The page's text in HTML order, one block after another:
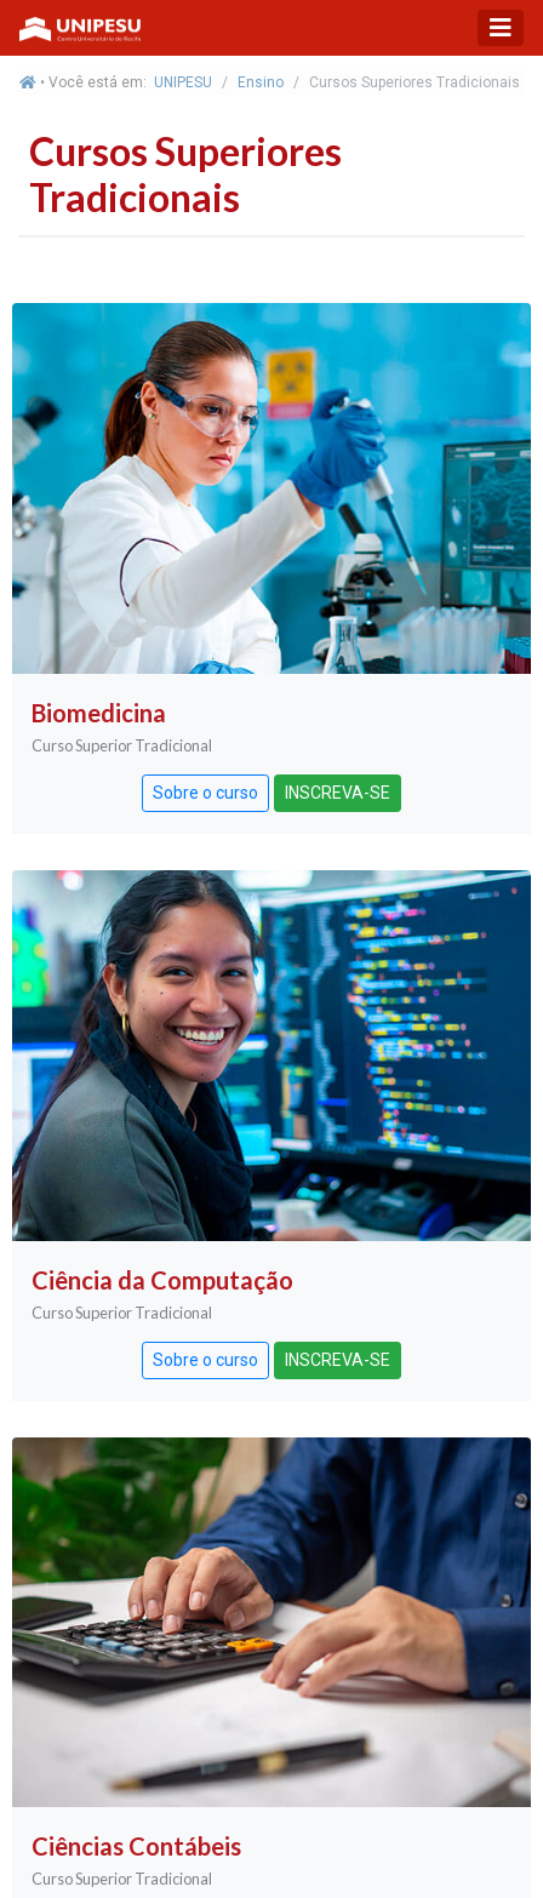
• Você está em: UNIPESU Ensino Cursos Superiores Tradicionais
Cursos Superiores
Tradicionais
Biomedicina
Curso Superior Tradicional
Sobre o curso INSCREVA-SE
Ciência da Computação
Curso Superior Tradicional
Sobre o curso INSCREVA-SE
Ciências Contábeis
Curso Superior Tradicional